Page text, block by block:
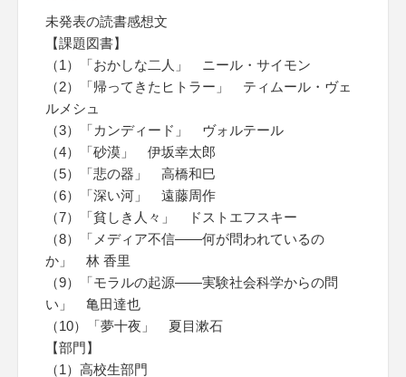
未発表の読書感想文
【課題図書】
（1）「おかしな二人」 ニール・サイモン
（2）「帰ってきたヒトラー」 ティムール・ヴェ
ルメシュ
（3）「カンディード」 ヴォルテール
（4）「砂漠」 伊坂幸太郎
（5）「悲の器」 高橋和巳
（6）「深い河」 遠藤周作
（7）「貧しき人々」 ドストエフスキー
（8）「メディア不信――何が問われているの
か」 林 香里
（9）「モラルの起源――実験社会科学からの問
い」 亀田達也
（10）「夢十夜」 夏目漱石
【部門】
（1）高校生部門